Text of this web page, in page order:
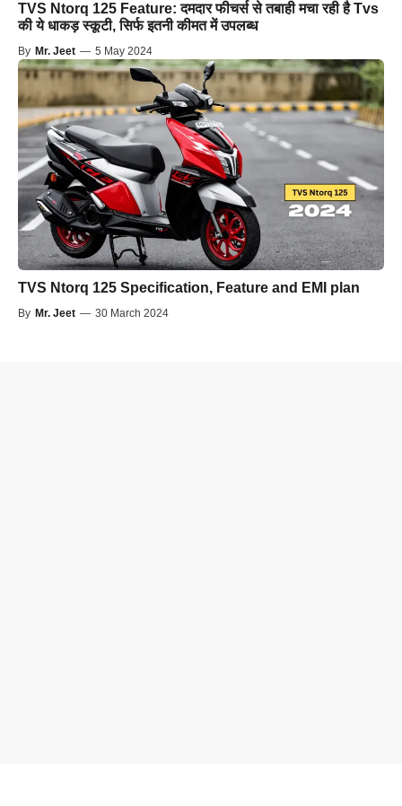
TVS Ntorq 125 Feature: दमदार फीचर्स से तबाही मचा रही है Tvs
की ये धाकड़ स्कूटी, सिर्फ इतनी कीमत में उपलब्ध
By Mr. Jeet — 5 May 2024
TVS Ntorq 125 Specification, Feature and EMI plan
By Mr. Jeet — 30 March 2024